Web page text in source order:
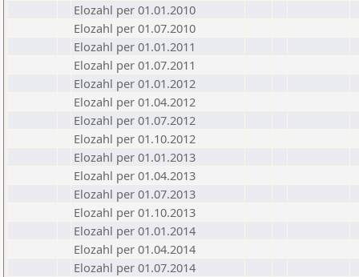
Elozahl per 01.01.2010
Elozahl per 01.07.2010
Elozahl per 01.01.2011
Elozahl per 01.07.2011
Elozahl per 01.01.2012
Elozahl per 01.04.2012
Elozahl per 01.07.2012
Elozahl per 01.10.2012
Elozahl per 01.01.2013
Elozahl per 01.04.2013
Elozahl per 01.07.2013
Elozahl per 01.10.2013
Elozahl per 01.01.2014
Elozahl per 01.04.2014
Elozahl per 01.07.2014